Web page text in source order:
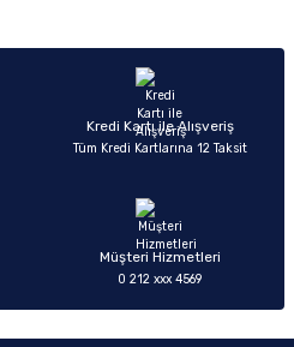
bulunuyor.
pahalı.
siz yapın!
Kredi Kartı ile Alışveriş
Tüm Kredi Kartlarına 12 Taksit
Müşteri Hizmetleri
0 212 xxx 4569